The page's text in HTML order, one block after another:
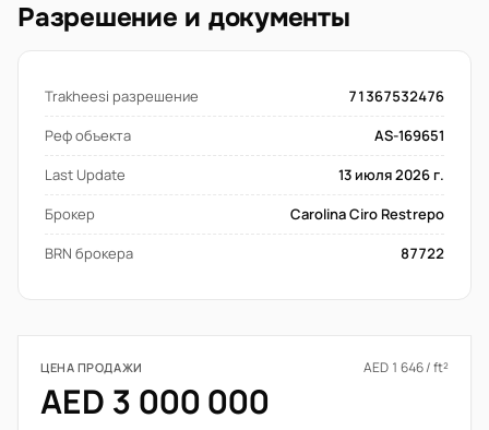
Разрешение и документы
Trakheesi разрешение
71367532476
Реф объекта
AS-169651
Last Update
13 июля 2026 г.
Брокер
Carolina Ciro Restrepo
BRN брокера
87722
ЦЕНА ПРОДАЖИ AED 1 646 / ft²
AED 3 000 000